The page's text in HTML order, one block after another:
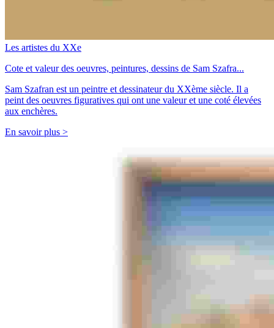
Les artistes du XXe
Cote et valeur des oeuvres, peintures, dessins de Sam Szafra...
Sam Szafran est un peintre et dessinateur du XXème siècle. Il a
peint des oeuvres figuratives qui ont une valeur et une coté élevées
aux enchères.
En savoir plus >